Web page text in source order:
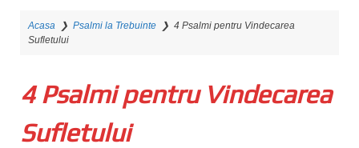
Acasa ❯ Psalmi la Trebuinte ❯ 4 Psalmi pentru Vindecarea
Sufletului
4 Psalmi pentru Vindecarea
Sufletului